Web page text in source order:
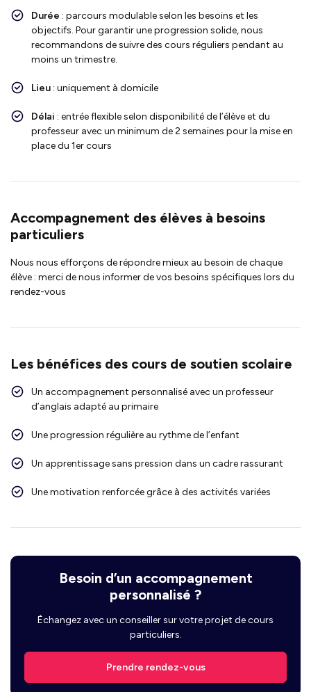
Durée : parcours modulable selon les besoins et les
objectifs. Pour garantir une progression solide, nous
recommandons de suivre des cours réguliers pendant au
moins un trimestre.
Lieu : uniquement à domicile
Délai : entrée flexible selon disponibilité de l’élève et du
professeur avec un minimum de 2 semaines pour la mise en
place du 1er cours
Accompagnement des élèves à besoins
particuliers
Nous nous efforçons de répondre mieux au besoin de chaque
élève : merci de nous informer de vos besoins spécifiques lors du
rendez-vous
Les bénéfices des cours de soutien scolaire
Un accompagnement personnalisé avec un professeur
d’anglais adapté au primaire
Une progression régulière au rythme de l’enfant
Un apprentissage sans pression dans un cadre rassurant
Une motivation renforcée grâce à des activités variées
Besoin d’un accompagnement
personnalisé ?
Échangez avec un conseiller sur votre projet de cours
particuliers.
Prendre rendez-vous